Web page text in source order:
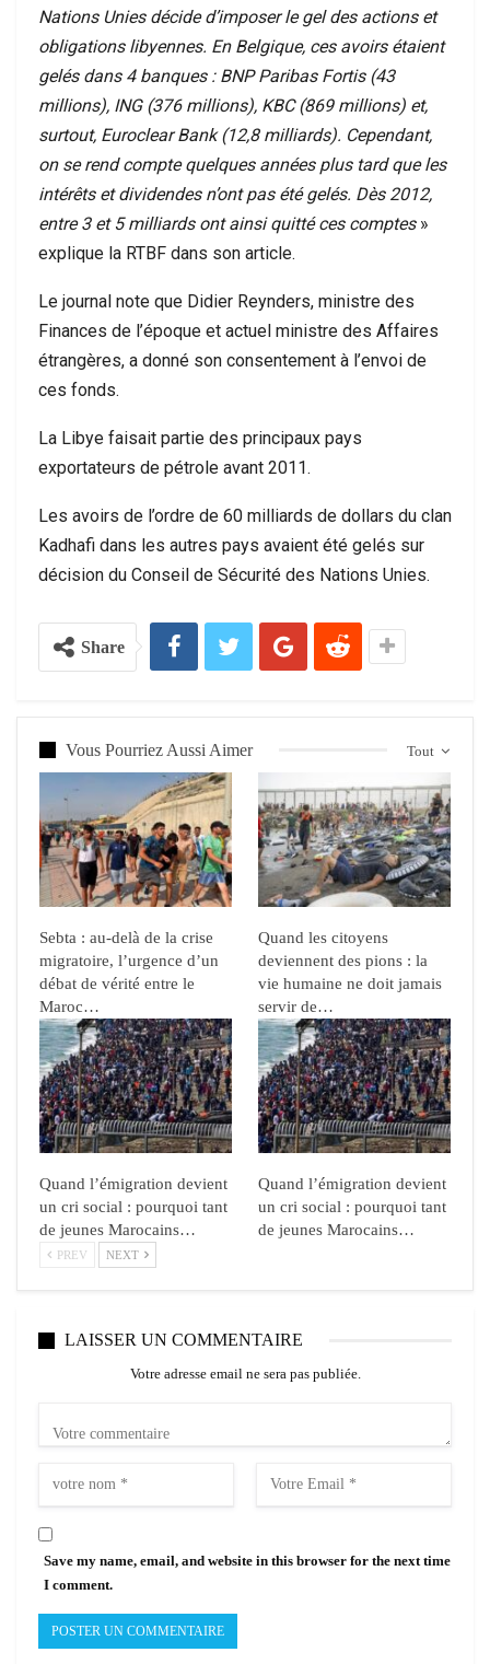
Nations Unies décide d’imposer le gel des actions et
obligations libyennes. En Belgique, ces avoirs étaient
gelés dans 4 banques : BNP Paribas Fortis (43
millions), ING (376 millions), KBC (869 millions) et,
surtout, Euroclear Bank (12,8 milliards). Cependant,
on se rend compte quelques années plus tard que les
intérêts et dividendes n’ont pas été gelés. Dès 2012,
entre 3 et 5 milliards ont ainsi quitté ces comptes»
explique la RTBF dans son article.
Le journal note que Didier Reynders, ministre des
Finances de l’époque et actuel ministre des Affaires
étrangères, a donné son consentement à l’envoi de
ces fonds.
La Libye faisait partie des principaux pays
exportateurs de pétrole avant 2011.
Les avoirs de l’ordre de 60 milliards de dollars du clan
Kadhafi dans les autres pays avaient été gelés sur
décision du Conseil de Sécurité des Nations Unies.
Share
Tout
Vous Pourriez Aussi Aimer
Sebta : au-delà de la crise
migratoire, l’urgence d’un
débat de vérité entre le
Maroc…
Quand les citoyens
deviennent des pions : la
vie humaine ne doit jamais
servir de…
Quand l’émigration devient
un cri social : pourquoi tant
de jeunes Marocains…
Quand l’émigration devient
un cri social : pourquoi tant
de jeunes Marocains…
PREV NEXT
LAISSER UN COMMENTAIRE
Votre adresse email ne sera pas publiée.
Save my name, email, and website in this browser for the next time
I comment.